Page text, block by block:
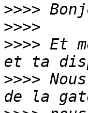
>>>>
>>>>
>>>> Et
>>>>